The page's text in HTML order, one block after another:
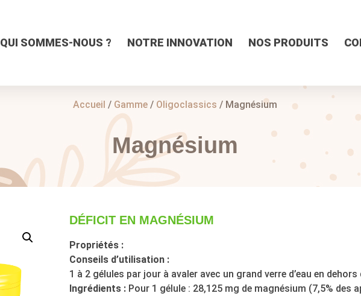
QUI SOMMES-NOUS ? NOTRE INNOVATION NOS PRODUITS
Accueil / Gamme/ Oligoclassics / Magnésium
Magnésium
DÉFICIT EN MAGNÉSIUM
Propriétés :
Conseils d’utilisation :
1 à 2 gélules par jour à avaler avec un grand verre d’eau en dehors
Ingrédients :Pour 1 gélule : 28,125 mg de magnésium (7,5% des